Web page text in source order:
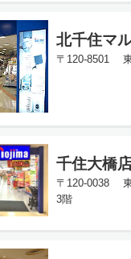
北千住マ
〒120-8501 東
千住大橋
〒120-0038 東
3階